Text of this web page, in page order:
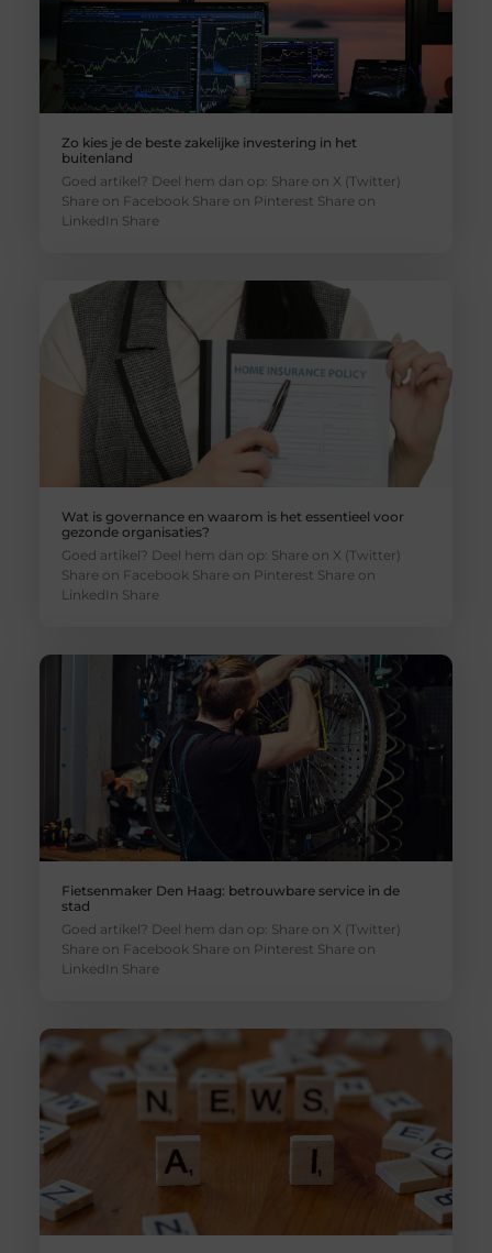
Zo kies je de beste zakelijke investering in het
buitenland
Goed artikel? Deel hem dan op: Share on X (Twitter)
Share on Facebook Share on Pinterest Share on
LinkedIn Share
Wat is governance en waarom is het essentieel voor
gezonde organisaties?
Goed artikel? Deel hem dan op: Share on X (Twitter)
Share on Facebook Share on Pinterest Share on
LinkedIn Share
Fietsenmaker Den Haag: betrouwbare service in de
stad
Goed artikel? Deel hem dan op: Share on X (Twitter)
Share on Facebook Share on Pinterest Share on
LinkedIn Share